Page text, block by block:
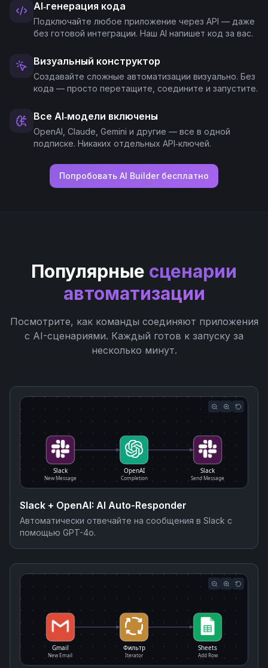
AI‑генерация кода
Подключайте любое приложение через API — даже
без готовой интеграции. Наш AI напишет код за вас.
Визуальный конструктор
Создавайте сложные автоматизации визуально. Без
кода — просто перетащите, соедините и запустите.
Все AI‑модели включены
OpenAI, Claude, Gemini и другие — все в одной
подписке. Никаких отдельных API‑ключей.
Попробовать AI Builder бесплатно
Популярные сценарии
автоматизации
Посмотрите, как команды соединяют приложения
с AI-сценариями. Каждый готов к запуску за
несколько минут.
Slack
New Message
OpenAI
Completion
Slack
Send Message
Slack + OpenAI: AI Auto-Responder
Автоматически отвечайте на сообщения в Slack с
помощью GPT-4o.
Gmail
New Email
Фильтр
Iterator
Sheets
Add Row